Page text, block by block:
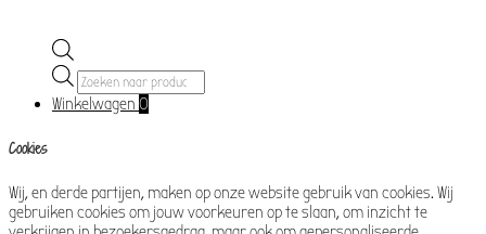
Producten
zoeken
Winkelwagen 0
Cookies
Wij, en derde partijen, maken op onze website gebruik van cookies. Wij
gebruiken cookies om jouw voorkeuren op te slaan, om inzicht te